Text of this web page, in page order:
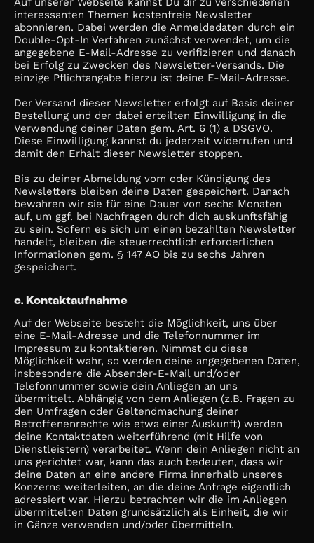
interessanten Themen kostenfreie Newsletter
abonnieren. Dabei werden die Anmeldedaten durch ein
Double-Opt-In Verfahren zunächst verwendet, um die
angegebene E-Mail-Adresse zu verifizieren und danach
bei Erfolg zu Zwecken des Newsletter-Versands. Die
einzige Pflichtangabe hierzu ist deine E-Mail-Adresse.
Der Versand dieser Newsletter erfolgt auf Basis deiner
Bestellung und der dabei erteilten Einwilligung in die
Verwendung deiner Daten gem. Art. 6 (1) a DSGVO.
Diese Einwilligung kannst du jederzeit widerrufen und
damit den Erhalt dieser Newsletter stoppen.
Bis zu deiner Abmeldung vom oder Kündigung des
Newsletters bleiben deine Daten gespeichert. Danach
bewahren wir sie für eine Dauer von sechs Monaten
auf, um ggf. bei Nachfragen durch dich auskunftsfähig
zu sein. Sofern es sich um einen bezahlten Newsletter
handelt, bleiben die steuerrechtlich erforderlichen
Informationen gem. § 147 AO bis zu sechs Jahren
gespeichert.
c. Kontaktaufnahme
Auf der Webseite besteht die Möglichkeit, uns über
eine E-Mail-Adresse und die Telefonnummer im
Impressum zu kontaktieren. Nimmst du diese
Möglichkeit wahr, so werden deine angegebenen Daten,
insbesondere die Absender-E-Mail und/oder
Telefonnummer sowie dein Anliegen an uns
übermittelt. Abhängig von dem Anliegen (z.B. Fragen zu
den Umfragen oder Geltendmachung deiner
Betroffenenrechte wie etwa einer Auskunft) werden
deine Kontaktdaten weiterführend (mit Hilfe von
Dienstleistern) verarbeitet. Wenn dein Anliegen nicht an
uns gerichtet war, kann das auch bedeuten, dass wir
deine Daten an eine andere Firma innerhalb unseres
Konzerns weiterleiten, an die deine Anfrage eigentlich
adressiert war. Hierzu betrachten wir die im Anliegen
übermittelten Daten grundsätzlich als Einheit, die wir
in Gänze verwenden und/oder übermitteln.